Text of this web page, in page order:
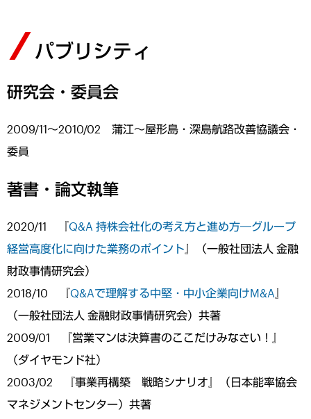
パブリシティ
研究会・委員会
2009/11～2010/02 蒲江～屋形島・深島航路改善協議会・
委員
著書・論文執筆
2020/11 『Q&A 持株会社化の考え方と進め方―グループ
経営高度化に向けた業務のポイント 』（一般社団法人 金融
財政事情研究会）
2018/10 『Q&Aで理解する中堅・中小企業向けM&A 』
（一般社団法人 金融財政事情研究会）共著
2009/01 『営業マンは決算書のここだけみなさい！』
（ダイヤモンド社）
2003/02 『事業再構築 戦略シナリオ』（日本能率協会
マネジメントセンター）共著